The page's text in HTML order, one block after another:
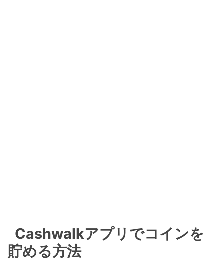
Cashwalkアプリでコインを
貯める方法